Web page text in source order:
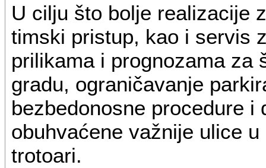
U cilju što bolje realizacije
timski pristup, kao i servis
prilikama i prognozama za
gradu, ograničavanje
bezbedonosne procedure
obuhvaćene važnije ulice
trotoari.